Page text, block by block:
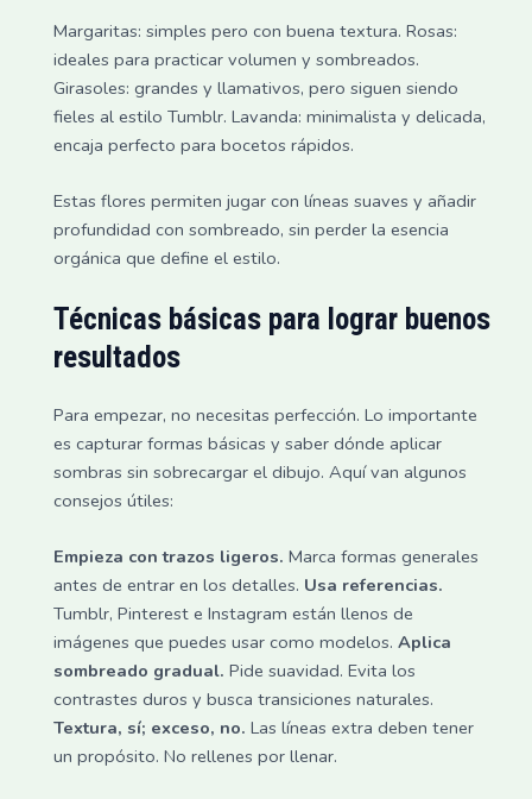
Margaritas: simples pero con buena textura. Rosas:
ideales para practicar volumen y sombreados.
Girasoles: grandes y llamativos, pero siguen siendo
fieles al estilo Tumblr. Lavanda: minimalista y delicada,
encaja perfecto para bocetos rápidos.
Estas flores permiten jugar con líneas suaves y añadir
profundidad con sombreado, sin perder la esencia
orgánica que define el estilo.
Técnicas básicas para lograr buenos
resultados
Para empezar, no necesitas perfección. Lo importante
es capturar formas básicas y saber dónde aplicar
sombras sin sobrecargar el dibujo. Aquí van algunos
consejos útiles:
Empieza con trazos ligeros. Marca formas generales
antes de entrar en los detalles. Usa referencias.
Tumblr, Pinterest e Instagram están llenos de
imágenes que puedes usar como modelos. Aplica
sombreado gradual. Pide suavidad. Evita los
contrastes duros y busca transiciones naturales.
Textura, sí; exceso, no. Las líneas extra deben tener
un propósito. No rellenes por llenar.